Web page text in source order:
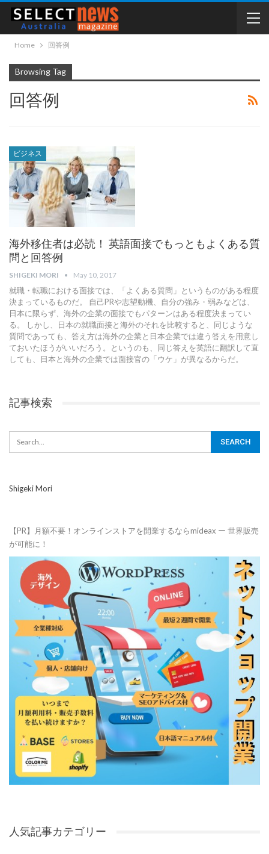
Home 回答例
Browsing Tag
回答例
ビジネス
海外移住者は必読！ 英語面接でもっともよくある質
問と回答例
SHIGEKI MORI May 10, 2017
就職・転職における面接では、「よくある質問」というものがある程度
決まっているものだ。 自己PRや志望動機、自分の強み・弱みなどは、
日本に限らず、海外の企業の面接でもパターンはある程度決まってい
る。 しかし、日本の就職面接と海外のそれを比較すると、同じような
質問であっても、答え方は海外の企業と日本企業では違う答えを用意し
ておいたほうがいいだろう。というのも、同じ答えを英語に翻訳して直
しても、日本と海外の企業では面接官の「ウケ」が異なるからだ。
記事検索
Shigeki Mori
【PR】月額不要！オンラインストアを開業するならmideax ー 世界販売
が可能に！
人気記事カテゴリー